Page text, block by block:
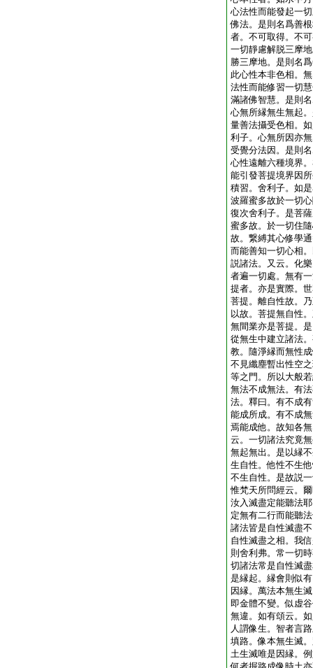
心法性而能發起一
佛法。是則名爲善
者。不可取得。不
一切靜慮解脱三摩
勝三摩地。是則名
此心性本非色相。
法性而能修習一切
滿諸佛智慧。是則
心無所縁無生無起
量善法攝受色相。
利子。心無所因亦
受覺分法因。是則
心性遠離六種境界
能引發菩提境界因
積習。舍利子。如
波羅蜜多故於一切
復次舍利子。是菩
蜜多故。於一切住
故。繋縛其心修學
而能善知一切心相
説諸法。又云。化
者遍一切處。無有
提者。亦是實際。
菩提。離自性故。
以故。菩提無自性
無間業亦是菩提。
從無生中建立諸法
教。隨淨縁而無性
不見纖塵暫出性空
等之門。所以大般
無法不成無法。有
法。釋曰。有不成
能成所成。有不成
焉能成他。故知各
云。一切諸法究竟
無起無出。是以縁
生自性。他性不生
不生自性。是故説
惟梵天所問經云。
汝入滅盡定能聽法
定無有二行而能聽
諸法皆是自性滅盡
自性滅盡之相。我
則舍利弗。常一切
切諸法常是自性滅
是縁起。縁會則似
因縁。萬法本無生
即金體不變。似虚
無違。如有頌云。
人謂像生。智者言
填路。像本無生滅
土生滅唯是因縁。